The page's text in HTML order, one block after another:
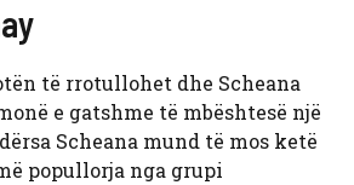
të rrotullohet dhe Scheana
e gatshme të mbështesë një
Scheana mund të mos ketë
popullorja nga grupi